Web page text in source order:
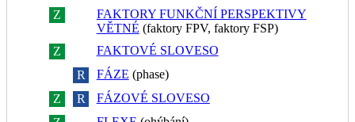
Z
FAKTORY FUNKČNÍ PERSPEKTIVY
VĚTNÉ (faktory FPV, faktory FSP)
Z
FAKTOVÉ SLOVESO
R FÁZE (phase)
Z
R
FÁZOVÉ SLOVESO